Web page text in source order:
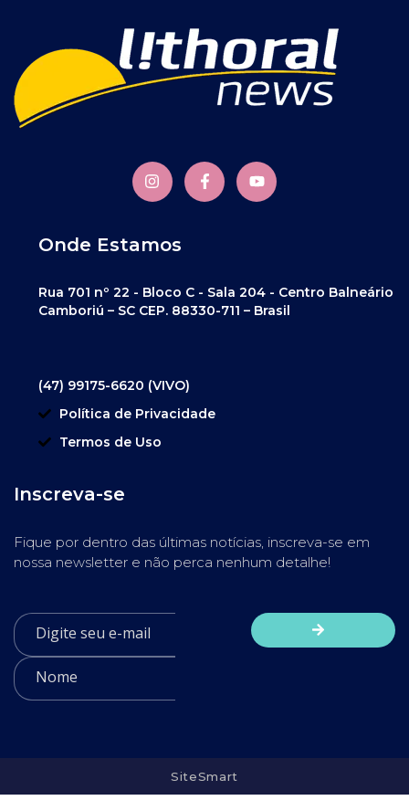
Onde Estamos
Rua 701 nº 22 - Bloco C - Sala 204 - Centro Balneário
Camboriú – SC CEP. 88330-711 – Brasil
(47) 99175-6620 (VIVO)
Política de Privacidade
Termos de Uso
Inscreva-se
Fique por dentro das últimas notícias, inscreva-se em
nossa newsletter e não perca nenhum detalhe!
SiteSmart